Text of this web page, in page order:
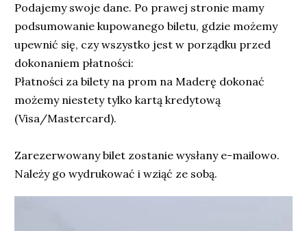
Podajemy swoje dane. Po prawej stronie mamy
podsumowanie kupowanego biletu, gdzie możemy
upewnić się, czy wszystko jest w porządku przed
dokonaniem płatności:
Płatności za bilety na prom na Maderę dokonać
możemy niestety tylko kartą kredytową
(Visa/Mastercard).
Zarezerwowany bilet zostanie wysłany e-mailowo.
Należy go wydrukować i wziąć ze sobą.